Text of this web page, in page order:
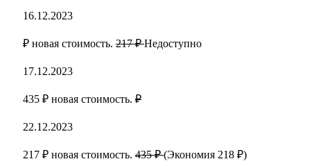
16.12.2023
₽ новая стоимость. 217 ₽Недоступно
17.12.2023
435 ₽ новая стоимость. ₽
22.12.2023
217 ₽ новая стоимость. 435 ₽(Экономия 218 ₽)